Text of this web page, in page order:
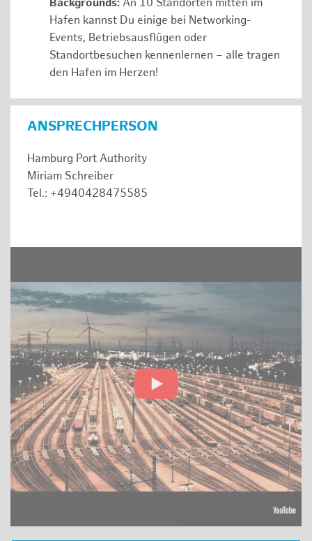
Backgrounds: An 10 Standorten mitten im
Hafen kannst Du einige bei Networking-
Events, Betriebsausflügen oder
Standortbesuchen kennenlernen – alle tragen
den Hafen im Herzen!
ANSPRECHPERSON
Hamburg Port Authority
Miriam Schreiber
Tel.: +4940428475585